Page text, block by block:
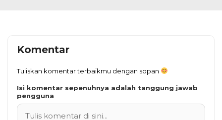
Komentar
Tuliskan komentar terbaikmu dengan sopan
Isi komentar sepenuhnya adalah tanggung jawab
pengguna